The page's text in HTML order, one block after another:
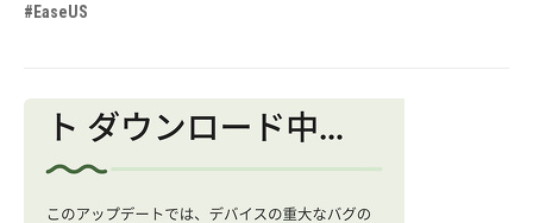
#EaseUS